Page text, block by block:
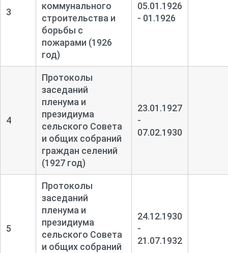
3
коммунального
строительства и
борьбы с
пожарами (1926
год)
05.01.1926
- 01.1926
4
Протоколы
заседаний
пленума и
президиума
сельского Совета
и общих собраний
граждан селений
(1927 год)
23.01.1927
-
07.02.1930
5
Протоколы
заседаний
пленума и
президиума
сельского Совета
и общих собраний
24.12.1930
-
21.07.1932